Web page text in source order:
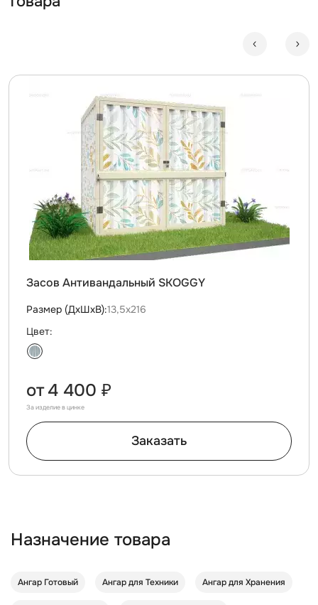
Засов Антивандальный SKOGGY
Размер (ДxШxВ):13,5х216
Цвет:
от 4 400 ₽
За изделие в цинке
Заказать
Назначение товара
Ангар Готовый Ангар для Техники Ангар для Хранения